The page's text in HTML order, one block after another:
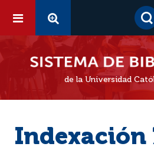
de la Universidad
Indexación